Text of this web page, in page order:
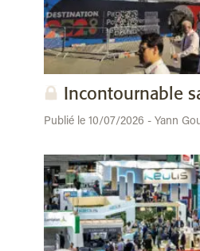
Incontournable
Publié le 10/07/2026 - Yann